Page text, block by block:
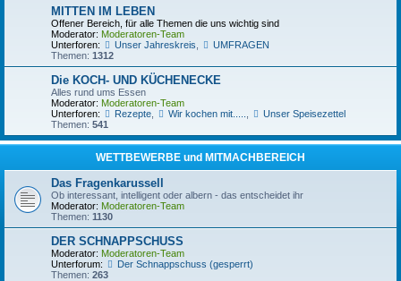
MITTEN IM LEBEN
Offener Bereich, für alle Themen die uns wichtig sind
Moderator: Moderatoren-Team
Unterforen:
Unser Jahreskreis
UMFRAGEN
Themen: 1312
Die KOCH- UND KÜCHENECKE
Alles rund ums Essen
Moderator: Moderatoren-Team
Unterforen:
Rezepte, Wir kochen mit.....
Unser Speisezettel
Themen: 541
WETTBEWERBE und MITMACHBEREICH
Das Fragenkarussell
Ob interessant, intelligent oder albern - das entscheidet ihr
Moderator: Moderatoren-Team
Themen: 1130
DER SCHNAPPSCHUSS
Moderator: Moderatoren-Team
Unterforum:
Der Schnappschuss (gesperrt)
Themen: 263